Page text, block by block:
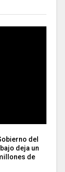
del
deja un
de